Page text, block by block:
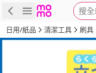
搜
商品 評價
日用/紙品 清潔工具 刷具